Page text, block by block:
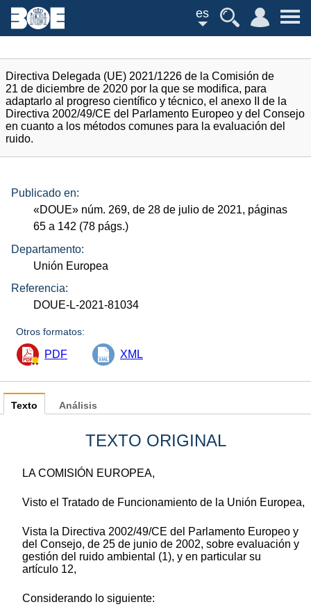
es
Directiva Delegada (UE) 2021/1226 de la Comisión de
21 de diciembre de 2020 por la que se modifica, para
adaptarlo al progreso científico y técnico, el anexo II de la
Directiva 2002/49/CE del Parlamento Europeo y del Consejo
en cuanto a los métodos comunes para la evaluación del
ruido.
Publicado en:
«DOUE» núm. 269, de 28 de julio de 2021, páginas
65 a 142 (78 págs.)
Departamento:
Unión Europea
Referencia:
DOUE-L-2021-81034
Otros formatos:
PDF XML
Texto
TEXTO ORIGINAL
LA COMISIÓN EUROPEA,
Visto el Tratado de Funcionamiento de la Unión Europea,
Vista la Directiva 2002/49/CE del Parlamento Europeo y
del Consejo, de 25 de junio de 2002, sobre evaluación y
gestión del ruido ambiental (1), y en particular su
artículo 12,
Considerando lo siguiente:
Análisis